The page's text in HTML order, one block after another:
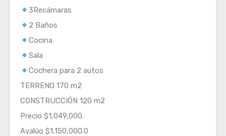
3Recámaras
2 Baños
Cocina
Sala
Cochera para 2 autos
TERRENO 170 m2
CONSTRUCCIÓN 120 m2
Precio $1,049,000.
Avalúo $1,150,000.0